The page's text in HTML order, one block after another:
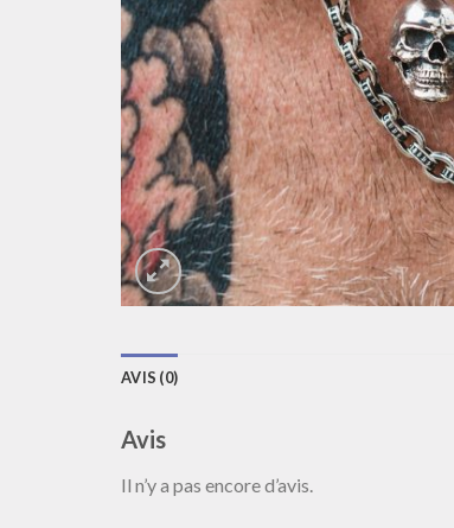
AVIS (0)
Avis
Il n’y a pas encore d’avis.